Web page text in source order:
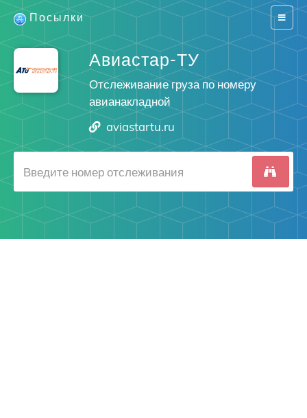
Switch
Посылки
Авиастар-ТУ
Отслеживание груза по номеру
авианакладной
aviastartu.ru